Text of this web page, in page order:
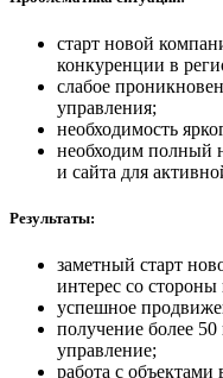
старт новой
конкуренции в
слабое
управления;
необходимость
необходим полный
и сайта для
Результаты:
заметный старт
интерес со стороны
успешное
получение более 50
управление;
работа с объектами